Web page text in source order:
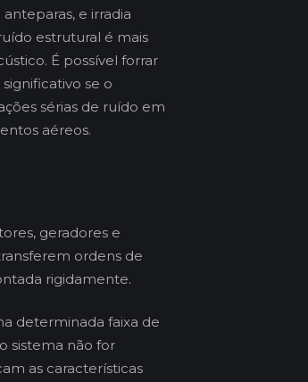
e irradia
estrutural é mais
É possível forrar
se o
sérias de ruído em
aéreos.
geradores e
ordens de
rigidamente.
determinada faixa de
sistema não for
as características